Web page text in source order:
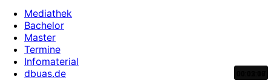
Mediathek
Bachelor
Master
Termine
Infomaterial
dbuas.de